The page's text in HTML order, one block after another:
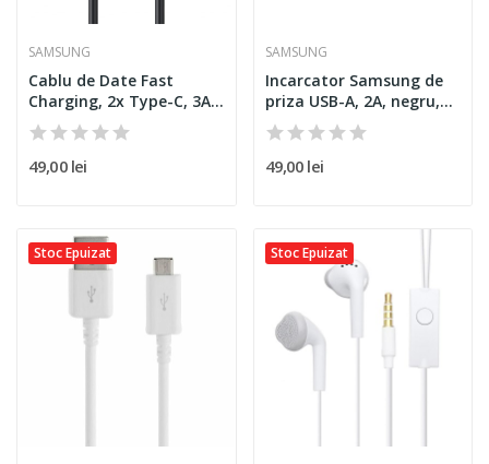
SAMSUNG
Cablu de Date Fast
Charging, 2x Type-C, 3A,
1m...
49,00 lei
SAMSUNG
Incarcator Samsung de
priza USB-A, 2A, negru,...
49,00 lei
Stoc Epuizat Stoc Epuizat